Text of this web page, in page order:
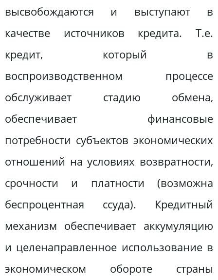
высвобождаются и выступают в
качестве источников кредита. Т.е.
кредит, который в
воспроизводственном процессе
обслуживает стадию обмена,
обеспечивает финансовые
потребности субъектов экономических
отношений на условиях возвратности,
срочности и платности (возможна
беспроцентная ссуда). Кредитный
механизм обеспечивает аккумуляцию
и целенаправленное использование в
экономическом обороте страны